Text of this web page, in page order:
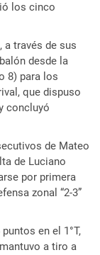
los cinco
a través de sus
desde la
8) para los
que dispuso
concluyó
de Mateo
de Luciano
por primera
zonal “2-3”
en el 1°T,
a tiro a